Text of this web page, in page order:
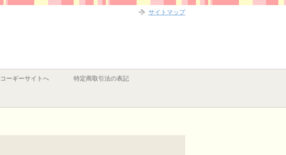
コーギーサイトへ 特定商取引法の表記
サイトマップ